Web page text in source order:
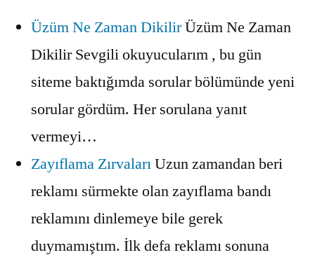
Üzüm Ne Zaman DikilirÜzüm Ne Zaman
Dikilir Sevgili okuyucularım , bu gün
siteme baktığımda sorular bölümünde yeni
sorular gördüm. Her sorulana yanıt
vermeyi…
Zayıflama ZırvalarıUzun zamandan beri
reklamı sürmekte olan zayıflama bandı
reklamını dinlemeye bile gerek
duymamıştım. İlk defa reklamı sonuna